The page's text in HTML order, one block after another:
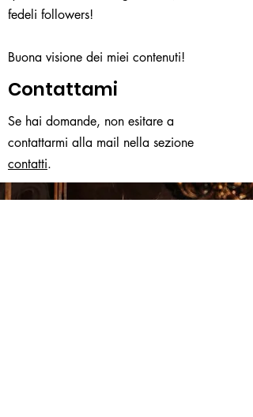
Contattami
fedeli followers!
Buona visione dei miei contenuti!
Se hai domande, non esitare a
contattarmi alla mail nella sezione
contatti.